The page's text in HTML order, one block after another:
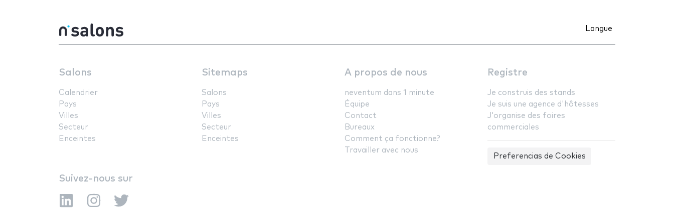
Langue
Salons
Calendrier
Pays
Villes
Secteur
Enceintes
Sitemaps
Salons
Pays
Villes
Secteur
Enceintes
A propos de nous
neventum dans 1 minute
Équipe
Contact
Bureaux
Comment ça fonctionne?
Travailler avec nous
Registre
Je construis des stands
Je suis une agence d'hôtesses
J'organise des foires
commerciales
Preferencias de Cookies
Suivez-nous sur